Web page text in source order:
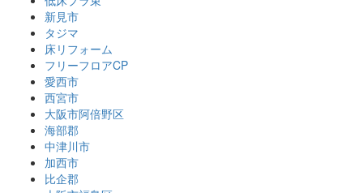
新見市
タジマ
床リフォーム
フリーフロアCP
愛西市
西宮市
大阪市阿倍野区
海部郡
中津川市
加西市
比企郡